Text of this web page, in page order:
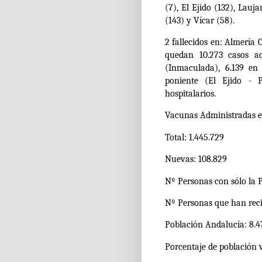
(7), El Ejido (132),
(143) y Vícar (58).
2 fallecidos en: Almería
quedan 10.273 casos
(Inmaculada), 6.139
poniente (El Ejido -
hospitalarios.
Vacunas Administradas
Total: 1.445.729
Nuevas: 108.829
Nº Personas con sólo la
Nº Personas que han
Población Andalucía:
Porcentaje de población